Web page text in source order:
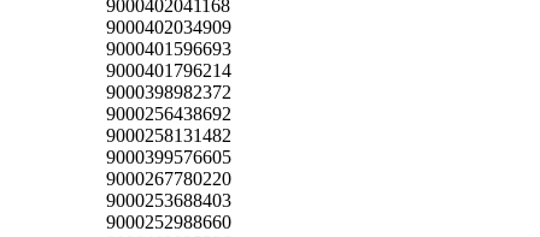
9000402041168
9000402034909
9000401596693
9000401796214
9000398982372
9000256438692
9000258131482
9000399576605
9000267780220
9000253688403
9000252988660